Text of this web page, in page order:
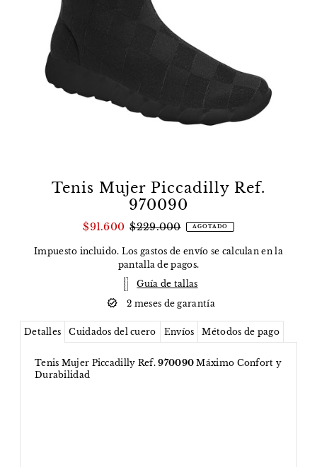
Tenis Mujer Piccadilly Ref.
970090
$91.600 $229.000 AGOTADO
Impuesto incluido. Los gastos de envío se calculan en la
pantalla de pagos.
Guía de tallas
2 meses de garantía
Detalles Cuidados del cuero Envíos Métodos de pago
Tenis Mujer Piccadilly Ref.970090 Máximo Confort y
Durabilidad